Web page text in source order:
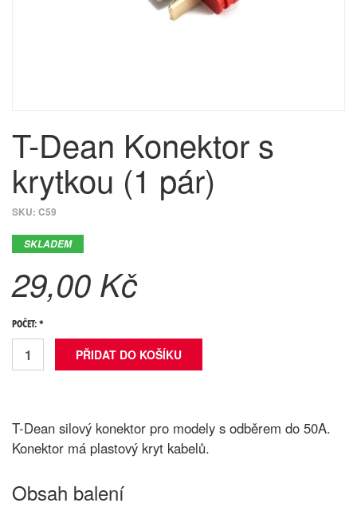
T-Dean Konektor s
krytkou (1 pár)
SKU: C59
SKLADEM
29,00 Kč
POČET: *
T-Dean silový konektor pro modely s odběrem do 50A.
Konektor má plastový kryt kabelů.
Obsah balení